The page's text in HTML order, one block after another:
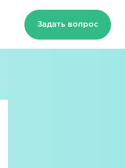
Задать вопрос